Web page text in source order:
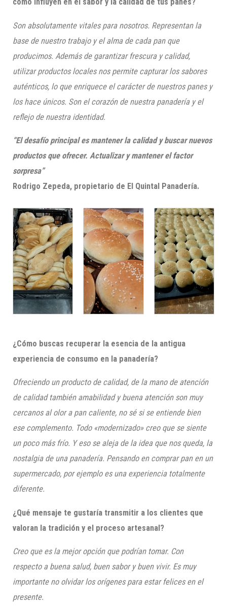
cómo influyen en el sabor y la calidad de tus panes?
Son absolutamente vitales para nosotros. Representan la
base de nuestro trabajo y el alma de cada pan que
producimos. Además de garantizar frescura y calidad,
utilizar productos locales nos permite capturar los sabores
auténticos, lo que enriquece el carácter de nuestros panes y
los hace únicos. Son el corazón de nuestra panadería y el
reflejo de nuestra identidad.
“El desafío principal es mantener la calidad y buscar nuevos
productos que ofrecer. Actualizar y mantener el factor
sorpresa”
Rodrigo Zepeda, propietario de El Quintal Panadería.
¿Cómo buscas recuperar la esencia de la antigua
experiencia de consumo en la panadería?
Ofreciendo un producto de calidad, de la mano de atención
de calidad también amabilidad y buena atención son muy
cercanos al olor a pan caliente, no sé si se entiende bien
ese complemento. Todo «modernizado» creo que se siente
un poco más frío. Y eso se aleja de la idea que nos queda, la
nostalgia de una panadería. Pensando en comprar pan en un
supermercado, por ejemplo es una experiencia totalmente
diferente.
¿Qué mensaje te gustaría transmitir a los clientes que
valoran la tradición y el proceso artesanal?
Creo que es la mejor opción que podrían tomar. Con
respecto a buena salud, buen sabor y buen vivir. Es muy
importante no olvidar los orígenes para estar felices en el
presente.